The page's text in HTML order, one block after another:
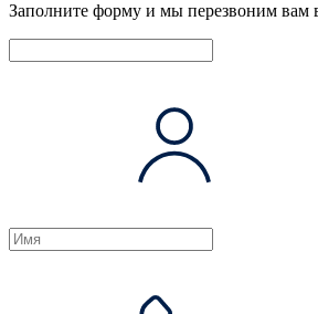
Заполните форму и мы перезвоним вам